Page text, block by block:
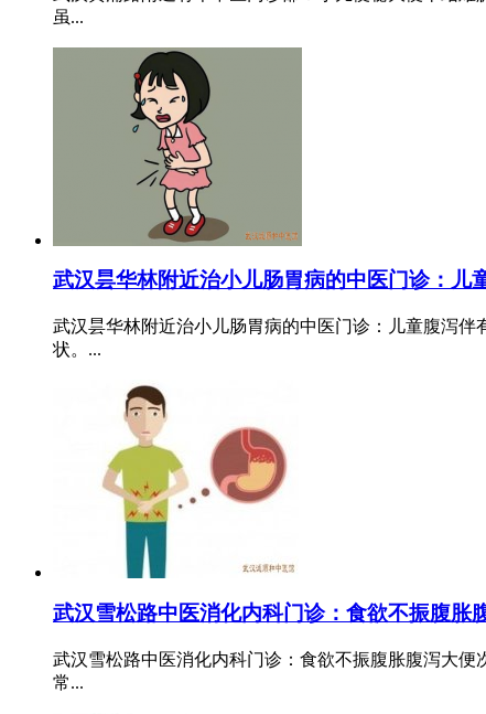
虽...
武汉昙华林附近治小儿肠胃病的中医门诊：儿
武汉昙华林附近治小儿肠胃病的中医门诊：儿童腹泻
状。...
武汉雪松路中医消化内科门诊：食欲不振腹胀
武汉雪松路中医消化内科门诊：食欲不振腹胀腹泻大
常...